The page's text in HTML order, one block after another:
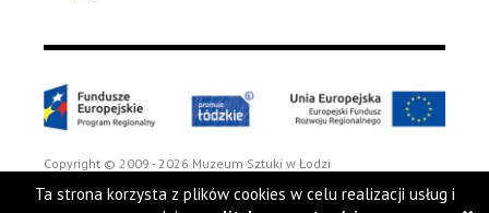
Copyright © 2009 - 2026 Muzeum Sztuki w Łodzi
Ta strona korzysta z plików cookies w celu realizacji usług i